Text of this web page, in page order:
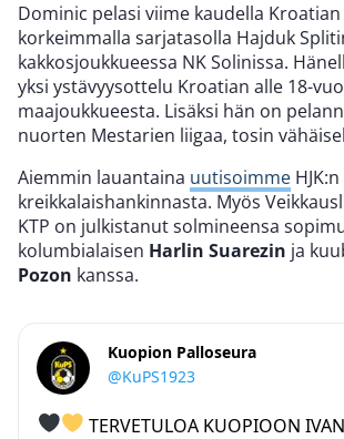
Dominic pelasi viime kaudella
korkeimmalla sarjatasolla Hajduk
kakkosjoukkueessa NK Solinissa.
yksi ystävyysottelu Kroatian alle 18-
maajoukkueesta. Lisäksi hän on
nuorten Mestarien liigaa, tosin
Aiemmin lauantaina uutisoimme HJK:n
kreikkalaishankinnasta. Myös
KTP on julkistanut solmineensa
kolumbialaisen Harlin Suarezin ja
Pozon kanssa.
Kuopion Palloseura
@KuPS1923
TERVETULOA KUOPIOON